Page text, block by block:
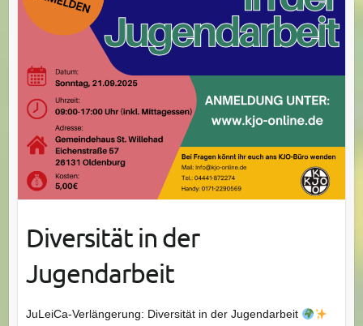
Diversität in der
Jugendarbeit
JuLeiCa-Verlängerung: Diversität in der Jugendarbeit